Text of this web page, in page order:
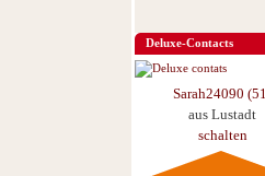
Deluxe-Contacts
Sarah24090
aus Lustadt
schalten